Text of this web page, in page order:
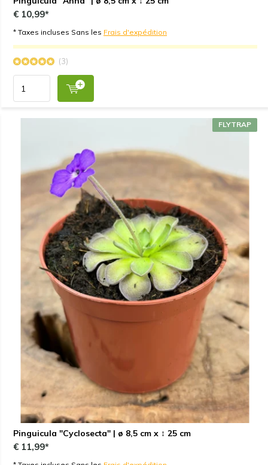
€ 10,99*
* Taxes incluses Sans les Frais d'expédition
(3)
Pinguicula "Cyclosecta" | ø 8,5 cm x ↕ 25 cm
FLYTRAP
€ 11,99*